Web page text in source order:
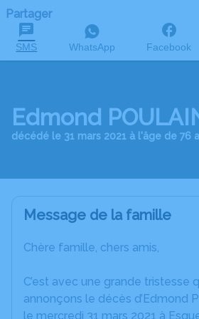
Partager
SMS WhatsApp Facebook
Edmond
décédé le 31 mars 2021 à l'âge de 76
Message de la famille
Chère famille, chers amis,
C’est avec une grande tristesse
annonçons le décès d’Edmond
le mercredi 31 mars 2021 à